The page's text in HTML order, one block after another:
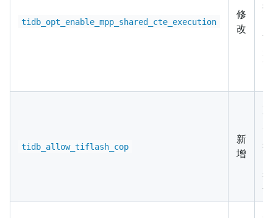
tidb_opt_enable_mpp_shared_cte_execution
修
改
tidb_allow_tiflash_cop
新
增